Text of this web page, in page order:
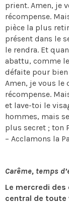
prient. Amen, je
récompense.
pièce la plus
présent dans le
le rendra. Et
abattu, comme
défaite pour
Amen, je vous le
récompense.
et lave-toi le
hommes, mais
plus secret ; ton
– Acclamons la
Carême, temps
Le mercredi
central de toute